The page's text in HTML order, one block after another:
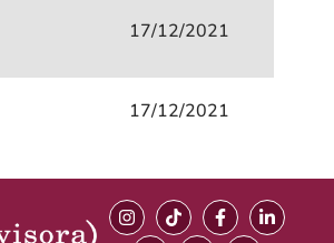
17/12/2021
17/12/2021